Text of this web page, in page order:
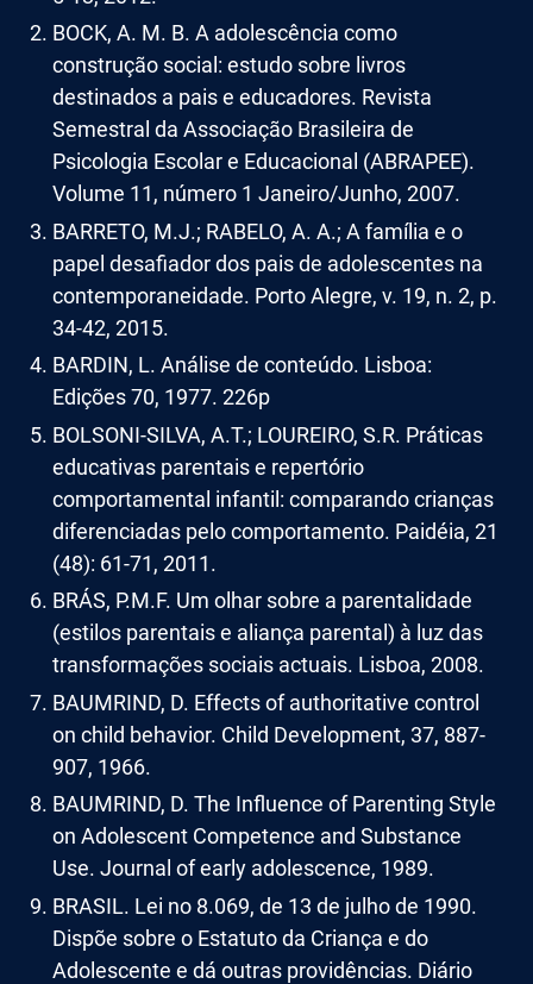
BOCK, A. M. B. A adolescência como
construção social: estudo sobre livros
destinados a pais e educadores. Revista
Semestral da Associação Brasileira de
Psicologia Escolar e Educacional (ABRAPEE).
Volume 11, número 1 Janeiro/Junho, 2007.
BARRETO, M.J.; RABELO, A. A.; A família e o
papel desafiador dos pais de adolescentes na
contemporaneidade. Porto Alegre, v. 19, n. 2, p.
34-42, 2015.
BARDIN, L. Análise de conteúdo. Lisboa:
Edições 70, 1977. 226p
BOLSONI-SILVA, A.T.; LOUREIRO, S.R. Práticas
educativas parentais e repertório
comportamental infantil: comparando crianças
diferenciadas pelo comportamento. Paidéia, 21
(48): 61-71, 2011.
BRÁS, P.M.F. Um olhar sobre a parentalidade
(estilos parentais e aliança parental) à luz das
transformações sociais actuais. Lisboa, 2008.
BAUMRIND, D. Effects of authoritative control
on child behavior. Child Development, 37, 887-
907, 1966.
BAUMRIND, D. The Influence of Parenting Style
on Adolescent Competence and Substance
Use. Journal of early adolescence, 1989.
BRASIL. Lei no 8.069, de 13 de julho de 1990.
Dispõe sobre o Estatuto da Criança e do
Adolescente e dá outras providências. Diário